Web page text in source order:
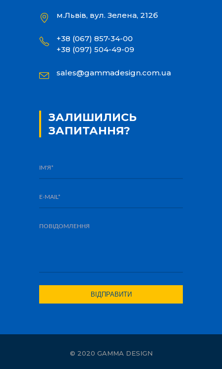
м.Львів, вул. Зелена, 212б
+38 (067) 857-34-00
+38 (097) 504-49-09
sales@gammadesign.com.ua
ЗАЛИШИЛИСЬ
ЗАПИТАННЯ?
© 2020 GAMMA DESIGN